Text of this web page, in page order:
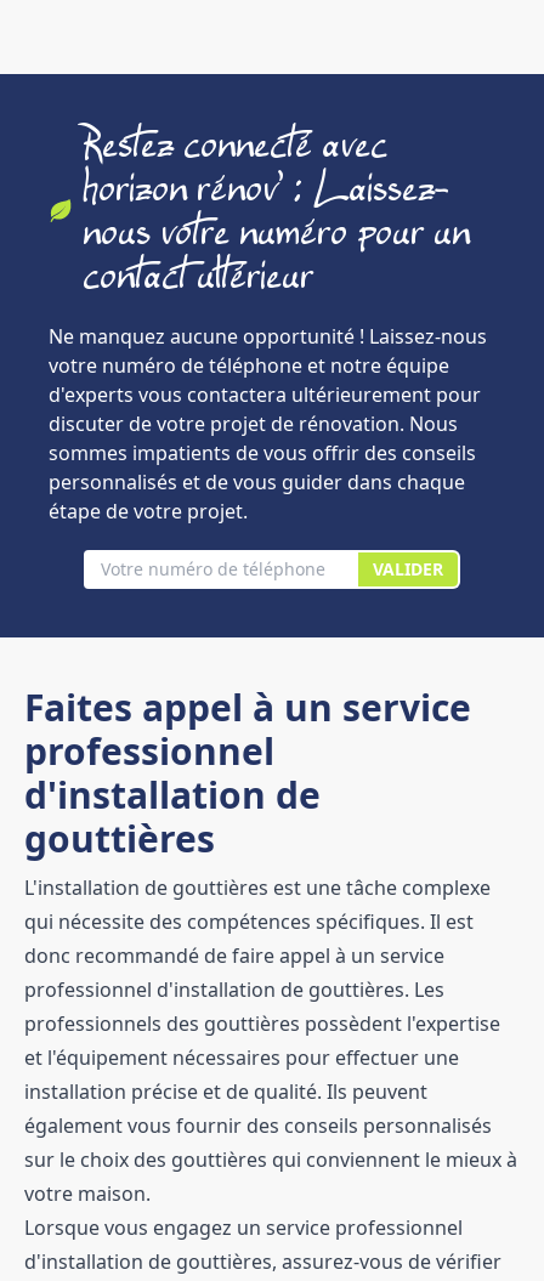
Restez connecté avec
horizon rénov' : Laissez-
nous votre numéro pour un
contact ultérieur
Ne manquez aucune opportunité ! Laissez-nous
votre numéro de téléphone et notre équipe
d'experts vous contactera ultérieurement pour
discuter de votre projet de rénovation. Nous
sommes impatients de vous offrir des conseils
personnalisés et de vous guider dans chaque
étape de votre projet.
VALIDER
Faites appel à un service
professionnel
d'installation de
gouttières
L'installation de gouttières est une tâche complexe
qui nécessite des compétences spécifiques. Il est
donc recommandé de faire appel à un service
professionnel d'installation de gouttières. Les
professionnels des gouttières possèdent l'expertise
et l'équipement nécessaires pour effectuer une
installation précise et de qualité. Ils peuvent
également vous fournir des conseils personnalisés
sur le choix des gouttières qui conviennent le mieux à
votre maison.
Lorsque vous engagez un service professionnel
d'installation de gouttières, assurez-vous de vérifier